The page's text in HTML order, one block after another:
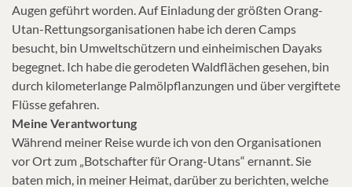
Augen geführt worden. Auf Einladung der größten Orang-
Utan-Rettungsorganisationen habe ich deren Camps
besucht, bin Umweltschützern und einheimischen Dayaks
begegnet. Ich habe die gerodeten Waldflächen gesehen, bin
durch kilometerlange Palmölpflanzungen und über vergiftete
Flüsse gefahren.
Meine Verantwortung
Während meiner Reise wurde ich von den Organisationen
vor Ort zum „Botschafter für Orang-Utans“ ernannt. Sie
baten mich, in meiner Heimat, darüber zu berichten, welche